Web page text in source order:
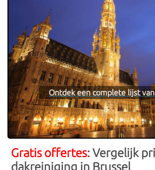
Ontdek een complete lijst
Gratis offertes: Vergelijk
dakreiniging in Brussel